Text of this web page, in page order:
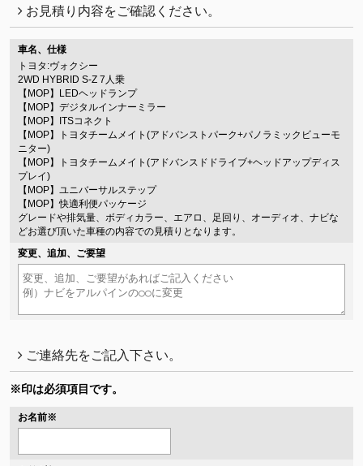
お見積り内容をご確認ください。
車名、仕様
トヨタ:ヴォクシー
2WD HYBRID S-Z 7人乗
【MOP】LEDヘッドランプ
【MOP】デジタルインナーミラー
【MOP】ITSコネクト
【MOP】トヨタチームメイト(アドバンストパーク+パノラミックビューモ
ニター)
【MOP】トヨタチームメイト(アドバンスドドライブ+ヘッドアップディス
プレイ)
【MOP】ユニバーサルステップ
【MOP】快適利便パッケージ
グレードや排気量、ボディカラー、エアロ、足回り、オーディオ、ナビな
どお選び頂いた車種の内容での見積りとなります。
変更、追加、ご要望
ご連絡先をご記入下さい。
※印は必須項目です。
お名前※